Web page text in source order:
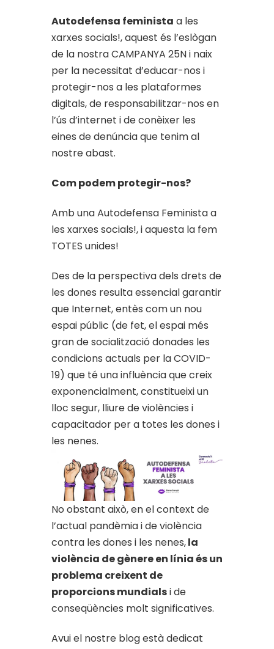
Autodefensa feminista a les
xarxes socials!, aquest és l’eslògan
de la nostra CAMPANYA 25N i naix
per la necessitat d’educar-nos i
protegir-nos a les plataformes
digitals, de responsabilitzar-nos en
l’ús d’internet i de conèixer les
eines de denúncia que tenim al
nostre abast.
Com podem protegir-nos?
Amb una Autodefensa Feminista a
les xarxes socials!, i aquesta la fem
TOTES unides!
Des de la perspectiva dels drets de
les dones resulta essencial garantir
que Internet, entès com un nou
espai públic (de fet, el espai més
gran de socialització donades les
condicions actuals per la COVID-
19) que té una influència que creix
exponencialment, constitueixi un
lloc segur, lliure de violències i
capacitador per a totes les dones i
les nenes.
No obstant això, en el context de
l’actual pandèmia i de violència
contra les dones i les nenes,la
violència de gènere en línia és un
problema creixent de
proporcions mundialsi de
conseqüències molt significatives.
Avui el nostre blog està dedicat